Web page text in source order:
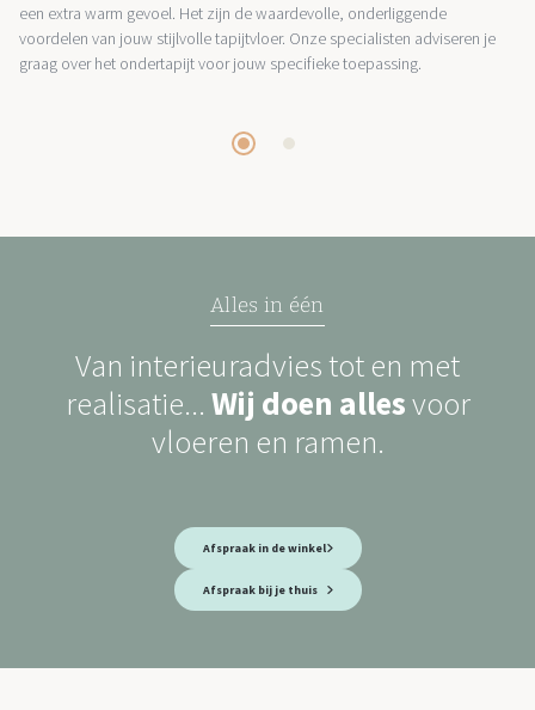
een extra warm gevoel. Het zijn de waardevolle, onderliggende
voordelen van jouw stijlvolle tapijtvloer. Onze specialisten adviseren je
graag over het ondertapijt voor jouw specifieke toepassing.
Alles in één
Van interieuradvies tot en met
realisatie... Wij doen allesvoor
vloeren en ramen.
Afspraak in de winkel
Afspraak bij je thuis